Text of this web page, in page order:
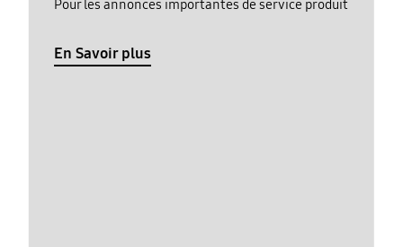
Pour les annonces importantes de service produit
En Savoir plus